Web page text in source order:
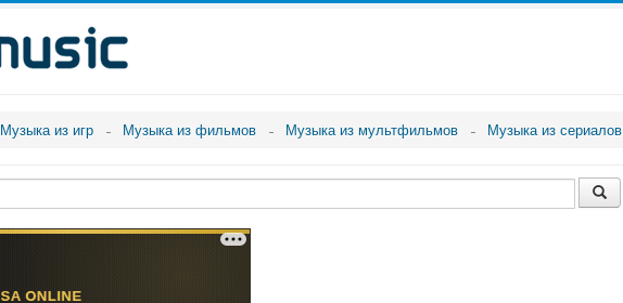
Музыка из игр Музыка из фильмов Музыка из мультфильмов Музыка из сериалов